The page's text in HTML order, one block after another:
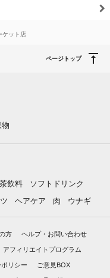
ケット店
ページトップ
飲料
ソフトドリンク
ヘアケア 肉 ウナギ
方 ヘルプ・お問い合わせ
アフィリエイトプログラム
リシー ご意見BOX